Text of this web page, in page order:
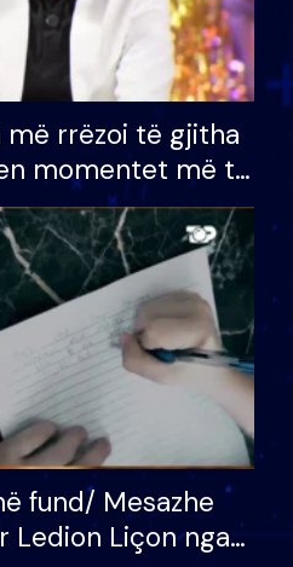
më rrëzoi të gjitha
momentet më të
e BB VIP: Do më
kur…
fund/ Mesazhe
Ledion Liçon nga